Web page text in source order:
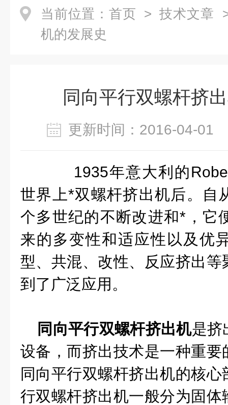
当前位置： 首页 > 技术文章
机的发展史
同向平行双螺杆挤
更新时间：2016-04-
1935年意大利的
世界上*双螺杆挤出机后。自
个多世纪的不断改进和*，它
来的多变性和适应性以及优
型、共混、改性、反应挤出
到了广泛应用。
同向平行双螺杆挤出机是挤
设备，而挤出技术是一种重
同向平行双螺杆挤出机的核
行双螺杆挤出机一般分为固